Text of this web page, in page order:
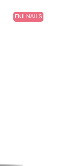
ENII NAILS